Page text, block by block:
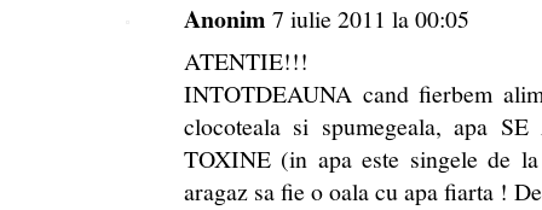
Anonim 7 iulie 2011 la 00:05
ATENTIE!!!
INTOTDEAUNA cand fierbem
clocoteala si spumegeala, apa
TOXINE (in apa este singele de
aragaz sa fie o oala cu apa fiarta !